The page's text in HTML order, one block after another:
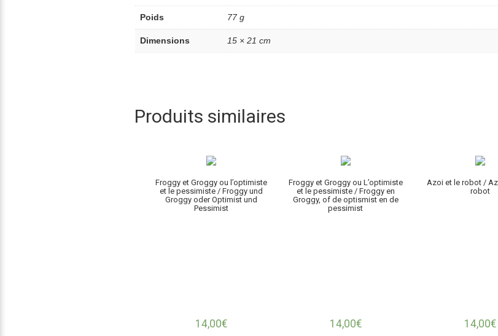
Poids 77 g
Dimensions 15 × 21 cm
Produits similaires
Froggy et Groggy ou l’optimiste
et le pessimiste / Froggy und
Groggy oder Optimist und
Pessimist
14,00€
Froggy et Groggy ou L’optimiste
et le pessimiste / Froggy en
Groggy, of de optismist en de
pessimist
14,00€
Azoi et le robot /
robot
14,00€